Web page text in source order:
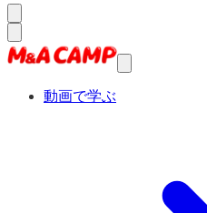
動画で学ぶ